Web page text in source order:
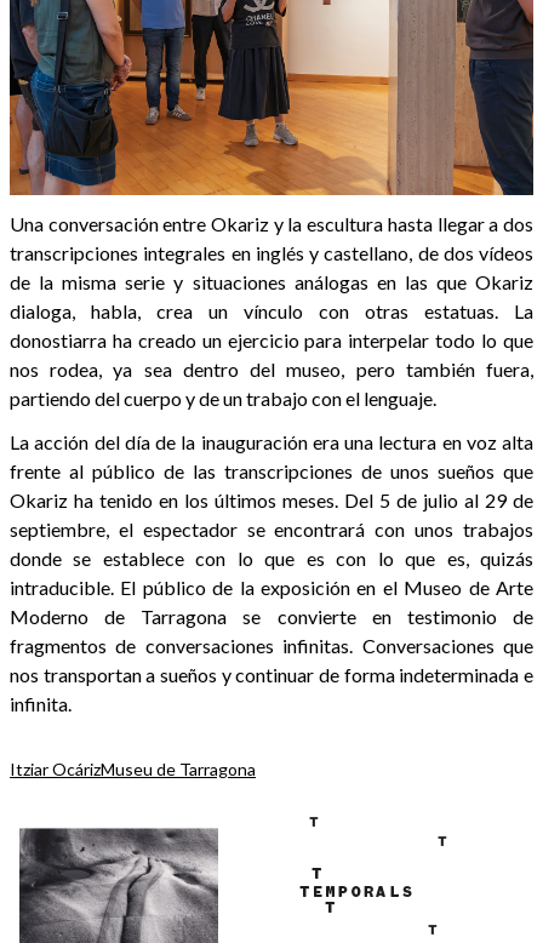
Una conversación entre Okariz y la escultura hasta llegar a dos
transcripciones integrales en inglés y castellano, de dos vídeos
de la misma serie y situaciones análogas en las que Okariz
dialoga, habla, crea un vínculo con otras estatuas. La
donostiarra ha creado un ejercicio para interpelar todo lo que
nos rodea, ya sea dentro del museo, pero también fuera,
partiendo del cuerpo y de un trabajo con el lenguaje.
La acción del día de la inauguración era una lectura en voz alta
frente al público de las transcripciones de unos sueños que
Okariz ha tenido en los últimos meses. Del 5 de julio al 29 de
septiembre, el espectador se encontrará con unos trabajos
donde se establece con lo que es con lo que es, quizás
intraducible. El público de la exposición en el Museo de Arte
Moderno de Tarragona se convierte en testimonio de
fragmentos de conversaciones infinitas. Conversaciones que
nos transportan a sueños y continuar de forma indeterminada e
infinita.
Itziar OcárizMuseu de Tarragona